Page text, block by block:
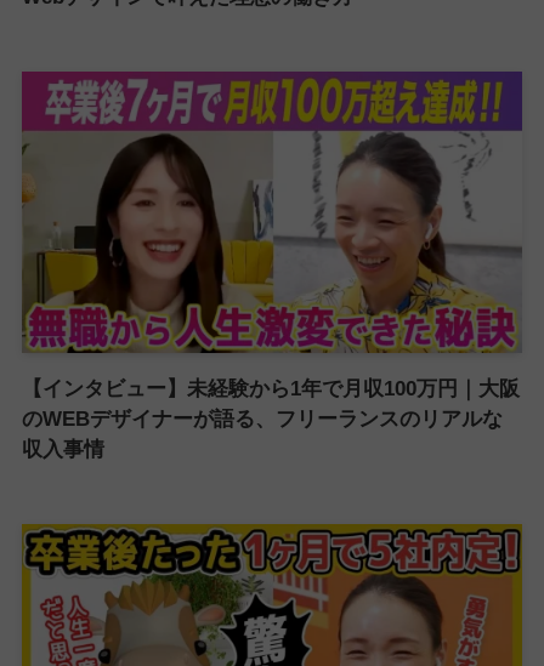
【インタビュー】未経験から1年で月収100万円｜大阪
のWEBデザイナーが語る、フリーランスのリアルな
収入事情